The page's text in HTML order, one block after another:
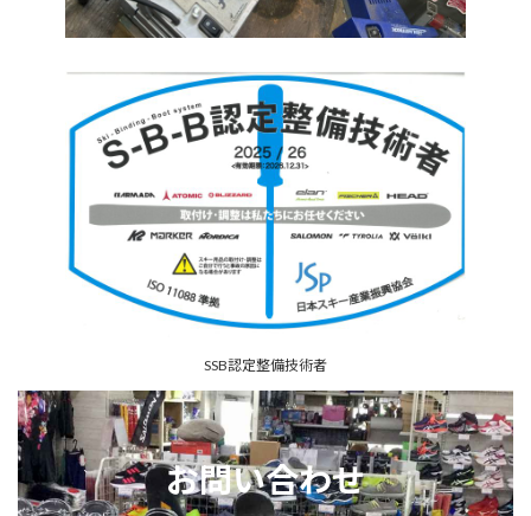
SSB認定整備技術者
お問い合わせ